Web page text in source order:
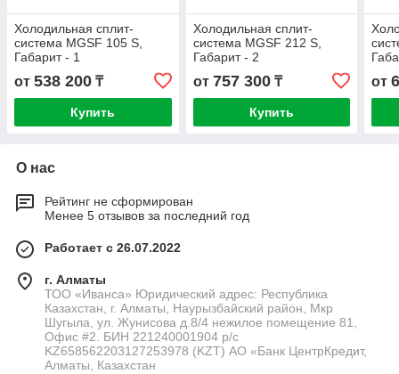
Холодильная сплит-
система МGSF 105 S,
Габарит - 1
от 538 200 ₸
Купить
Холодильная сплит-
система МGSF 212 S,
Габарит - 2
от 757 300₸
Купить
от
О нас
Рейтинг не сформирован
Менее 5 отзывов за последний год
Работает с 26.07.2022
г. Алматы
ТОО «Иванса» Юридический адрес: Республика
Казахстан, г. Алматы, Наурызбайский район, Мкр
Шугыла, ул. Жунисова д.8/4 нежилое помещение 81,
Офис #2. БИН 221240001904 р/с
KZ658562203127253978 (KZT) АО «Банк ЦентрКредит,
Алматы, Казахстан